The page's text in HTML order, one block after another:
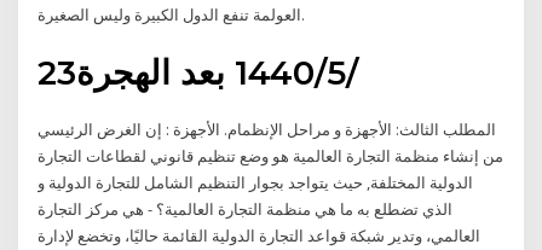
العولمة تنفع الدول الكبيرة وليس الصغيرة.
23‏‏/5‏‏/1440 بعد الهجرة
المطلب الثالث: الأجهزة و مراحل الإنظمام. الأجهزة : إن الغرض الرئيسي
من إنشاء منظمة التجارة العالمية هو وضع تنظيم قانوني لقطاعات التجارة
الدولية المختلفة, حيث يتواجد بجوار التنظيم الشامل للتجارة الدولية و
الذي تضطلع به ما هي منظمة التجارة العالمية؟ - هي مركز التجارة
العالمي، وتدير شبكة قواعد التجارة الدولية القائمة حاليًا، وتخضع لإدارة